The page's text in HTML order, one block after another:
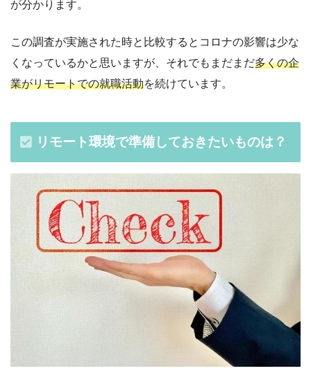
が分かります。
この調査が実施された時と比較するとコロナの影響は少な
くなっているかと思いますが、それでもまだまだ多くの企
業がリモートでの就職活動を続けています。
リモート環境で準備しておきたいものは？